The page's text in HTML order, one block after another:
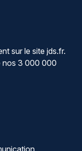
sur le site jds.fr.
nos 3 000 000